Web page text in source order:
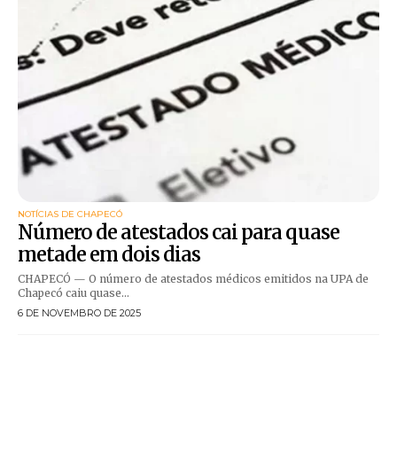
NOTÍCIAS DE CHAPECÓ
Número de atestados cai para quase
metade em dois dias
CHAPECÓ — O número de atestados médicos emitidos na UPA de
Chapecó caiu quase...
6 DE NOVEMBRO DE 2025